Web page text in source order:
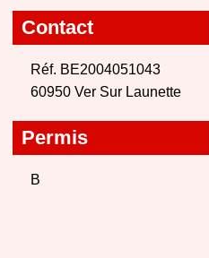
Contact
Réf. BE2004051043
60950 Ver Sur Launette
Permis
B